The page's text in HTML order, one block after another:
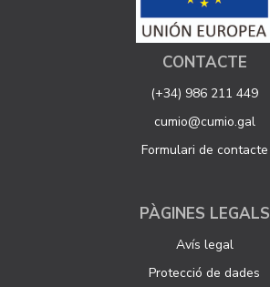
CONTACTE
(+34) 986 211 449
cumio@cumio.gal
Formulari de contacte
PÀGINES LEGALS
Avís legal
Protecció de dades